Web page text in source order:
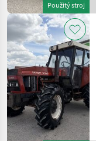
Použitý stroj